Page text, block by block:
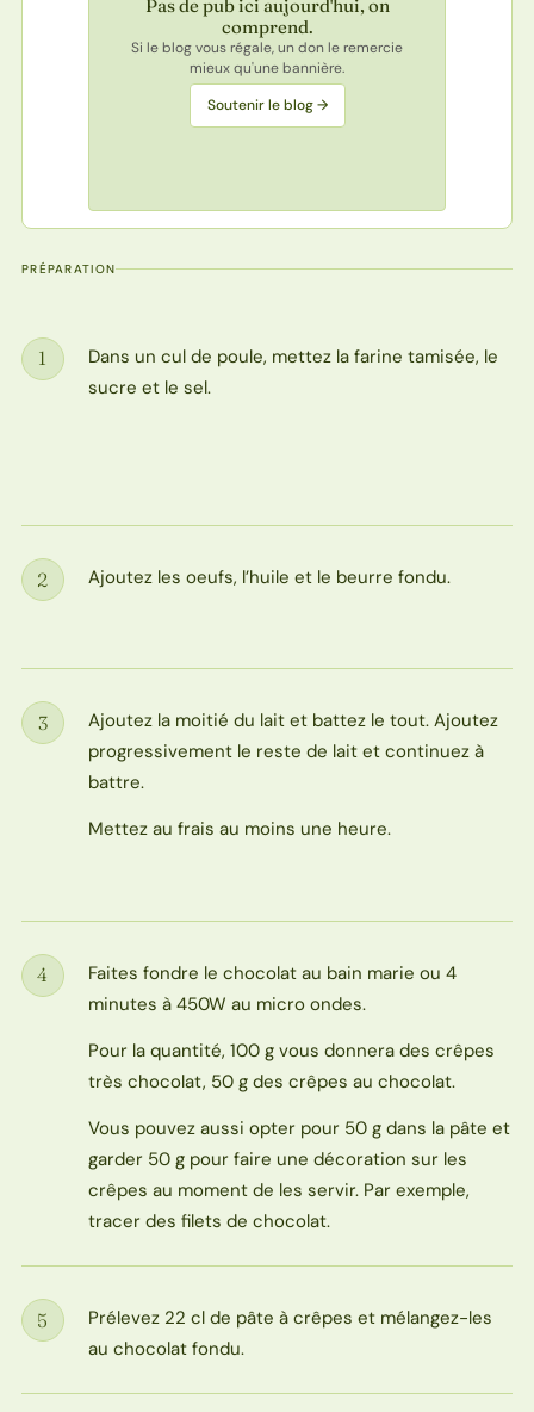
Pas de pub ici aujourd'hui, on
comprend.
Si le blog vous régale, un don le remercie
mieux qu'une bannière.
Soutenir le blog →
PRÉPARATION
Étape
1
Dans un cul de poule, mettez la farine tamisée, le
sucre et le sel.
Étape
2 Ajoutez les oeufs, l’huile et le beurre fondu.
Étape
3
Ajoutez la moitié du lait et battez le tout. Ajoutez
progressivement le reste de lait et continuez à
battre.
Mettez au frais au moins une heure.
Étape
4
Faites fondre le chocolat au bain marie ou 4
minutes à 450W au micro ondes.
Pour la quantité, 100 g vous donnera des crêpes
très chocolat, 50 g des crêpes au chocolat.
Vous pouvez aussi opter pour 50 g dans la pâte et
garder 50 g pour faire une décoration sur les
crêpes au moment de les servir. Par exemple,
tracer des filets de chocolat.
Étape
5
Prélevez 22 cl de pâte à crêpes et mélangez-les
au chocolat fondu.